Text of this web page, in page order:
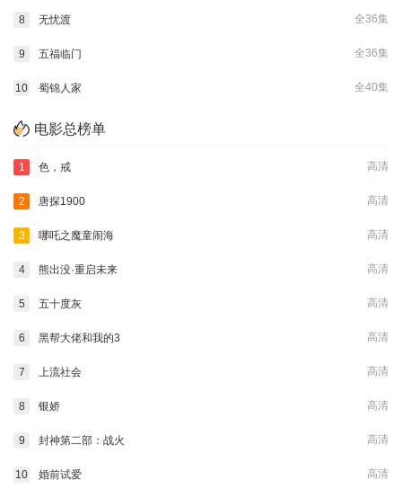
全36集
8 无忧渡
全36集
9 五福临门
全40集
10 蜀锦人家
电影总榜单
高清
1 色，戒
高清
2 唐探1900
高清
3 哪吒之魔童闹海
高清
4 熊出没·重启未来
高清
5 五十度灰
高清
6 黑帮大佬和我的3
高清
7 上流社会
高清
8 银娇
高清
9 封神第二部：战火
高清
10 婚前试爱